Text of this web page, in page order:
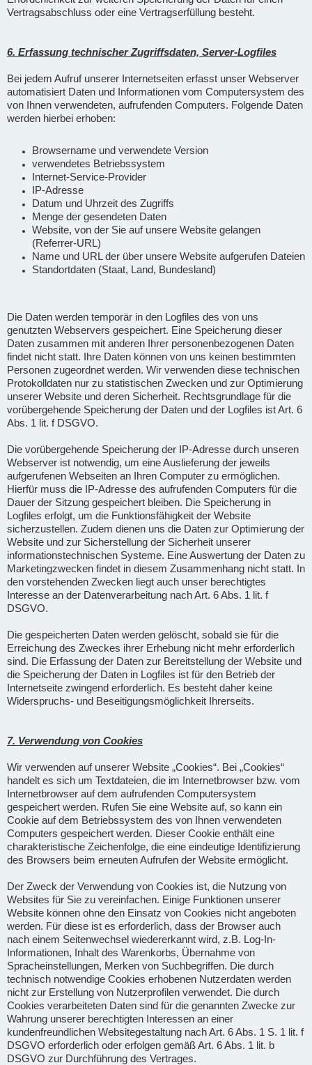
Vertragsabschluss oder eine Vertragserfüllung besteht.
6. Erfassung technischer Zugriffsdaten, Server-Logfiles
Bei jedem Aufruf unserer Internetseiten erfasst unser Webserver
automatisiert Daten und Informationen vom Computersystem des
von Ihnen verwendeten, aufrufenden Computers. Folgende Daten
werden hierbei erhoben:
Browsername und verwendete Version
verwendetes Betriebssystem
Internet-Service-Provider
IP-Adresse
Datum und Uhrzeit des Zugriffs
Menge der gesendeten Daten
Website, von der Sie auf unsere Website gelangen
(Referrer-URL)
Name und URL der über unsere Website aufgerufen Dateien
Standortdaten (Staat, Land, Bundesland)
Die Daten werden temporär in den Logfiles des von uns
genutzten Webservers gespeichert. Eine Speicherung dieser
Daten zusammen mit anderen Ihrer personenbezogenen Daten
findet nicht statt. Ihre Daten können von uns keinen bestimmten
Personen zugeordnet werden. Wir verwenden diese technischen
Protokolldaten nur zu statistischen Zwecken und zur Optimierung
unserer Website und deren Sicherheit. Rechtsgrundlage für die
vorübergehende Speicherung der Daten und der Logfiles ist Art. 6
Abs. 1 lit. f DSGVO.
Die vorübergehende Speicherung der IP-Adresse durch unseren
Webserver ist notwendig, um eine Auslieferung der jeweils
aufgerufenen Webseiten an Ihren Computer zu ermöglichen.
Hierfür muss die IP-Adresse des aufrufenden Computers für die
Dauer der Sitzung gespeichert bleiben. Die Speicherung in
Logfiles erfolgt, um die Funktionsfähigkeit der Website
sicherzustellen. Zudem dienen uns die Daten zur Optimierung der
Website und zur Sicherstellung der Sicherheit unserer
informationstechnischen Systeme. Eine Auswertung der Daten zu
Marketingzwecken findet in diesem Zusammenhang nicht statt. In
den vorstehenden Zwecken liegt auch unser berechtigtes
Interesse an der Datenverarbeitung nach Art. 6 Abs. 1 lit. f
DSGVO.
Die gespeicherten Daten werden gelöscht, sobald sie für die
Erreichung des Zweckes ihrer Erhebung nicht mehr erforderlich
sind. Die Erfassung der Daten zur Bereitstellung der Website und
die Speicherung der Daten in Logfiles ist für den Betrieb der
Internetseite zwingend erforderlich. Es besteht daher keine
Widerspruchs- und Beseitigungsmöglichkeit Ihrerseits.
7. Verwendung von Cookies
Wir verwenden auf unserer Website „Cookies“. Bei „Cookies“
handelt es sich um Textdateien, die im Internetbrowser bzw. vom
Internetbrowser auf dem aufrufenden Computersystem
gespeichert werden. Rufen Sie eine Website auf, so kann ein
Cookie auf dem Betriebssystem des von Ihnen verwendeten
Computers gespeichert werden. Dieser Cookie enthält eine
charakteristische Zeichenfolge, die eine eindeutige Identifizierung
des Browsers beim erneuten Aufrufen der Website ermöglicht.
Der Zweck der Verwendung von Cookies ist, die Nutzung von
Websites für Sie zu vereinfachen. Einige Funktionen unserer
Website können ohne den Einsatz von Cookies nicht angeboten
werden. Für diese ist es erforderlich, dass der Browser auch
nach einem Seitenwechsel wiedererkannt wird, z.B. Log-In-
Informationen, Inhalt des Warenkorbs, Übernahme von
Spracheinstellungen, Merken von Suchbegriffen. Die durch
technisch notwendige Cookies erhobenen Nutzerdaten werden
nicht zur Erstellung von Nutzerprofilen verwendet. Die durch
Cookies verarbeiteten Daten sind für die genannten Zwecke zur
Wahrung unserer berechtigten Interessen an einer
kundenfreundlichen Websitegestaltung nach Art. 6 Abs. 1 S. 1 lit. f
DSGVO erforderlich oder erfolgen gemäß Art. 6 Abs. 1 lit. b
DSGVO zur Durchführung des Vertrages.